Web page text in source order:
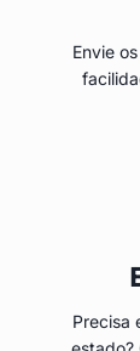
Envie
Precisa